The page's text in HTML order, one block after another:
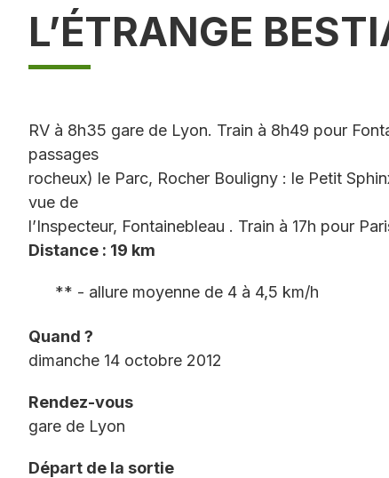
L’ÉTRANGE
RV à 8h35 gare de Lyon. Train à 8h49 pour
passages
rocheux) le Parc, Rocher Bouligny : le Petit
vue de
l’Inspecteur, Fontainebleau . Train à 17h pour
Distance : 19 km
** - allure moyenne de 4 à 4,5 km/h
Quand ?
dimanche 14 octobre 2012
Rendez-vous
gare de Lyon
Départ de la sortie